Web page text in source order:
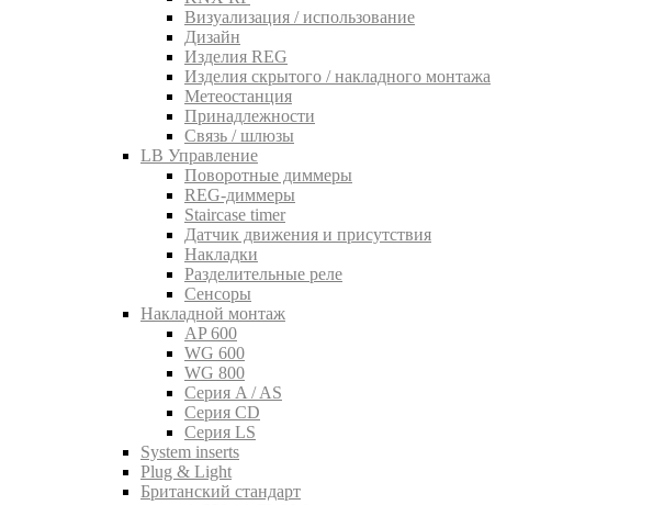
Визуализация / использование
Дизайн
Изделия REG
Изделия скрытого / накладного монтажа
Метеостанция
Принадлежности
Связь / шлюзы
LB Управление
Поворотные диммеры
REG-диммеры
Staircase timer
Датчик движения и присутствия
Накладки
Разделительные реле
Сенсоры
Накладной монтаж
AP 600
WG 600
WG 800
Серия A / AS
Серия CD
Серия LS
System inserts
Plug & Light
Британский стандарт